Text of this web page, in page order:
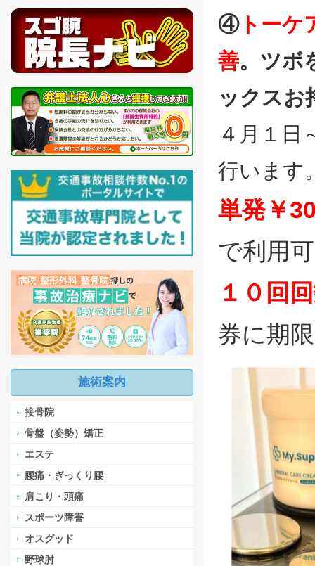
④トーケ
善。ツボ
ックスお
４月１日
行います
単発￥
で利用
１０回
券に期
施術案内
接骨院
骨盤（姿勢）矯正
エステ
腰痛・ぎっくり腰
肩こり・頭痛
スポーツ障害
オスグッド
野球肘